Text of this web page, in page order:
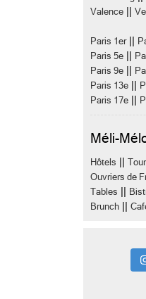
Valence
Paris 1er||
Paris 5e
Paris 9e
Paris 13e
Paris 17e
Méli-
Hôtels
Ouvriers de
Tables
Brunch